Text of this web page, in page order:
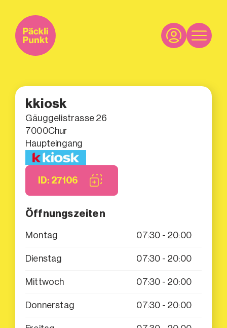
kkiosk
Gäuggelistrasse 26
7000Chur
Haupteingang
ID: 27106
Öffnungszeiten
Montag 07:30 - 20:00
Dienstag 07:30 - 20:00
Mittwoch 07:30 - 20:00
Donnerstag 07:30 - 20:00